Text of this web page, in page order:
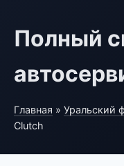
Полный
Главная » Уральский
Clutch